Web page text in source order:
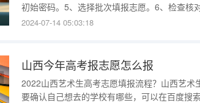
初始密码。5、选择批次填报志愿。6、检查核
报方法与技巧如下：1、专业和学校，权衡选择
2024-07-14 05:03:18
山西今年高考报志愿怎么报
2022山西艺术生高考志愿填报流程？山西艺术
要确认自己想去的学校有哪些，可以在百度搜